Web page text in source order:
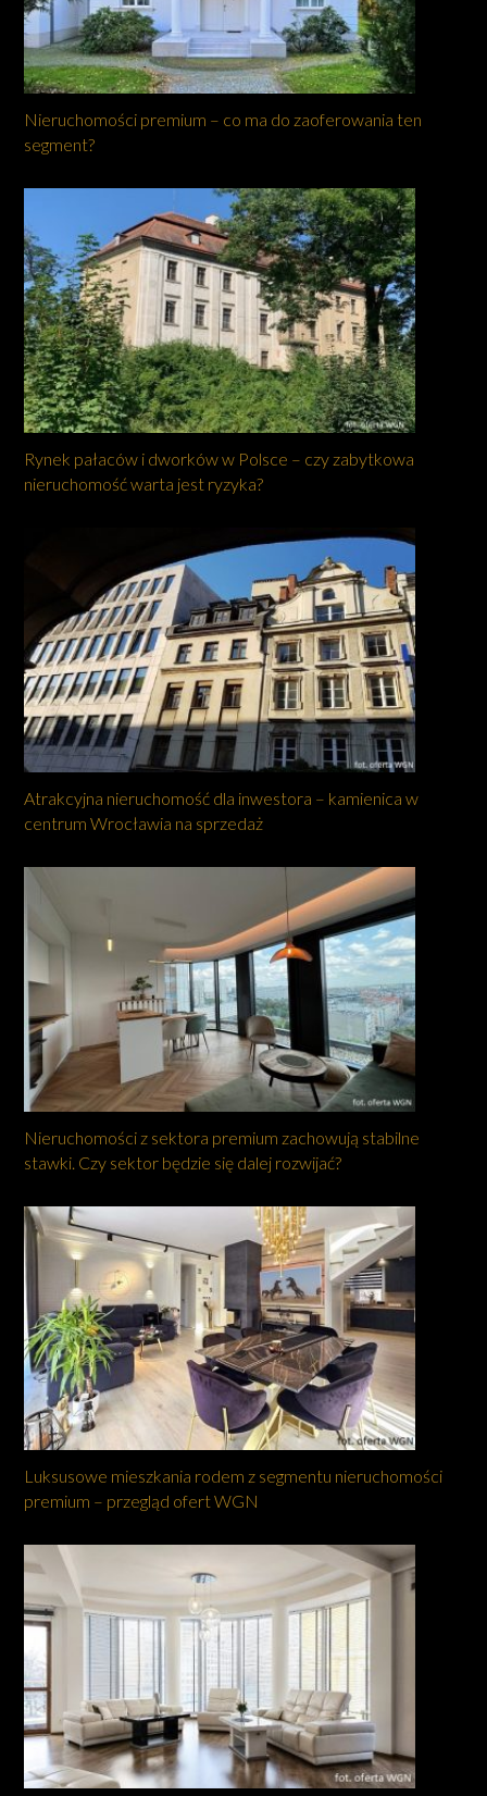
Nieruchomości premium – co ma do zaoferowania ten
segment?
Rynek pałaców i dworków w Polsce – czy zabytkowa
nieruchomość warta jest ryzyka?
Atrakcyjna nieruchomość dla inwestora – kamienica w
centrum Wrocławia na sprzedaż
Nieruchomości z sektora premium zachowują stabilne
stawki. Czy sektor będzie się dalej rozwijać?
Luksusowe mieszkania rodem z segmentu nieruchomości
premium – przegląd ofert WGN